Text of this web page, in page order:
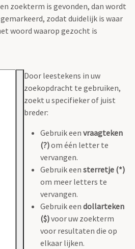
zoekterm is gevonden, dan wordt
zodat duidelijk is waar
woord waarop gezocht is
Door leestekens in uw
zoekopdracht te gebruiken,
zoekt u specifieker of juist
breder:
Gebruik een vraagteken
(?)om één letter te
vervangen.
Gebruik een sterretje (*)
om meer letters te
vervangen.
Gebruik een dollarteken
($)voor uw zoekterm
voor resultaten die op
elkaar lijken.